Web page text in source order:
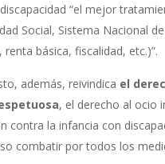
“el mejor
Social, Sistema Nacional
renta básica, fiscalidad, etc.)”.
además, reivindica el
, el derecho al ocio
contra la infancia con
combatir por todos los